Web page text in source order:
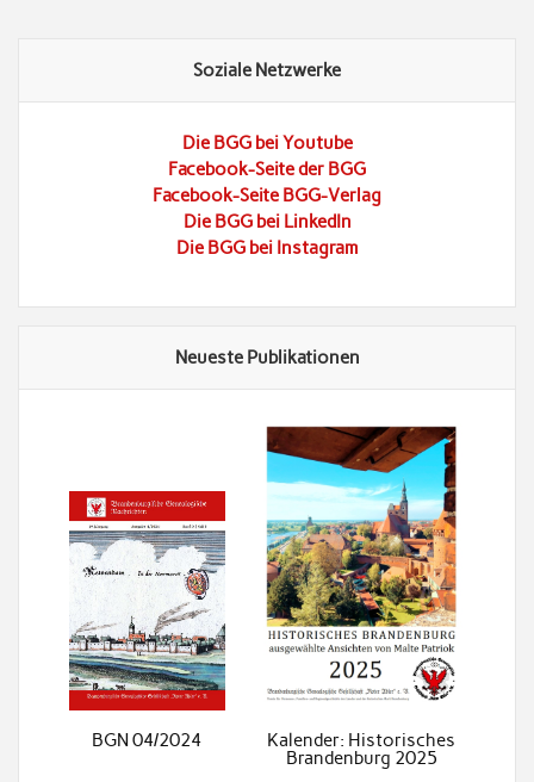
Soziale Netzwerke
Die BGG bei Youtube
Facebook-Seite der BGG
Facebook-Seite BGG-Verlag
Die BGG bei LinkedIn
Die BGG bei Instagram
Neueste Publikationen
BGN 04/2024
Kalender: Historisches
Brandenburg 2025